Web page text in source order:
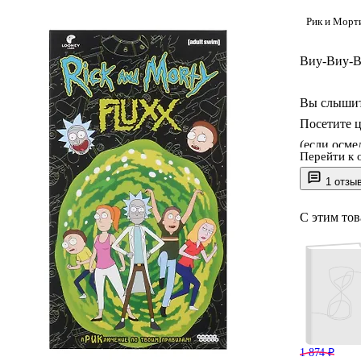
1
Рик и
Виу-Виу-
Вы
Посетите
(если
"Fluxx:
момент,
Перейти к
С этим
1 874 ₽